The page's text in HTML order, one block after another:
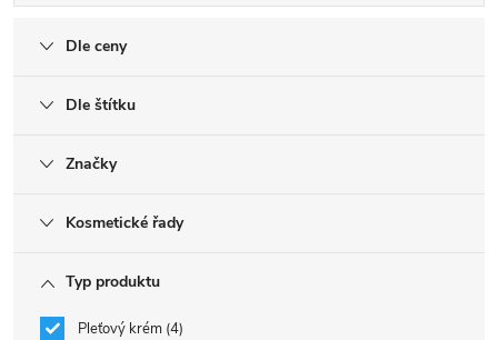
Dle ceny
Dle štítku
Značky
Kosmetické řady
Typ produktu
Pleťový krém 4